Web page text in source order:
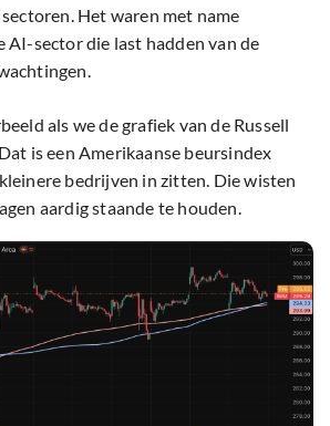
Het waren met name
AI-sector die last hadden van de
als we de grafiek van de Russell
is een Amerikaanse beursindex
bedrijven in zitten. Die wisten
aardig staande te houden.